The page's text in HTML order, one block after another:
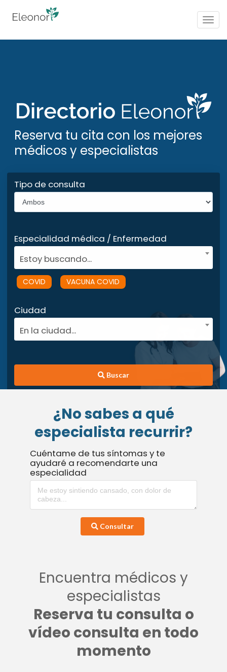
Reserva tu cita con los mejores
médicos y especialistas
Tipo de consulta
Especialidad médica / Enfermedad
Estoy buscando...
COVID VACUNA COVID
Ciudad
En la ciudad...
Buscar
¿No sabes a qué
especialista recurrir?
Cuéntame de tus síntomas y te
ayudaré a recomendarte una
especialidad
Consultar
Encuentra médicos y
especialistas
Reserva tu consulta o
vídeo consulta en todo
momento